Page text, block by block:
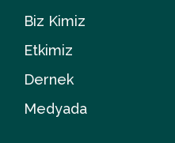
Biz Kimiz
Etkimiz
Dernek
Medyada